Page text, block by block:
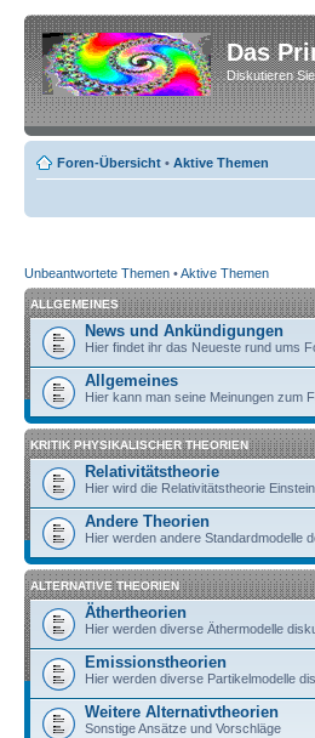
Das
Diskutieren
Foren-Übersicht • Aktive Themen
Unbeantwortete Themen •Aktive Themen
ALLGEMEINES
News und Ankündigungen
Hier findet ihr das Neueste rund ums
Allgemeines
Hier kann man seine Meinungen zum
KRITIK PHYSIKALISCHER THEORIEN
Relativitätstheorie
Hier wird die Relativitätstheorie
Andere Theorien
Hier werden andere Standardmodelle
ALTERNATIVE THEORIEN
Äthertheorien
Hier werden diverse Äthermodelle
Emissionstheorien
Hier werden diverse Partikelmodelle
Weitere Alternativtheorien
Sonstige Ansätze und Vorschläge